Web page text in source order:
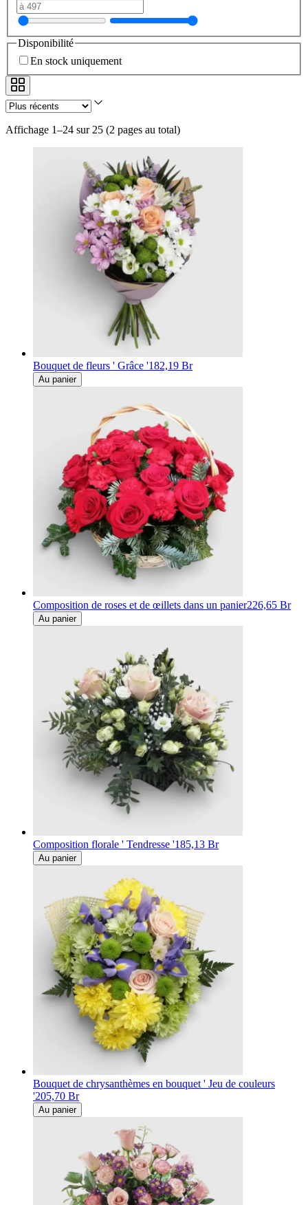
Disponibilité
En stock uniquement
Affichage 1–24 sur 25 (2 pages au total)
Bouquet de fleurs ' Grâce '182,19 Br
Au panier
Composition de roses et de œillets dans un panier226,65 Br
Au panier
Composition florale ' Tendresse '185,13 Br
Au panier
Bouquet de chrysanthèmes en bouquet ' Jeu de couleurs
'205,70 Br
Au panier